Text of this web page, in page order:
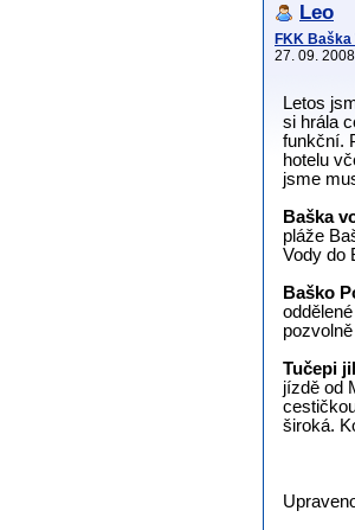
Leo
FKK Baška
27. 09.
Letos
si hrála
funkční.
hotelu
jsme
Baška
pláže
Vody do
Baško
Tučepi
jízdě od
široká.